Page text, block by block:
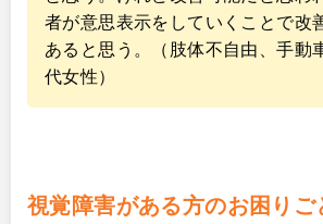
者が意思表示をしていくことで改
あると思う。（肢体不自由、手動
代女性）
視覚障害がある方のお困りご